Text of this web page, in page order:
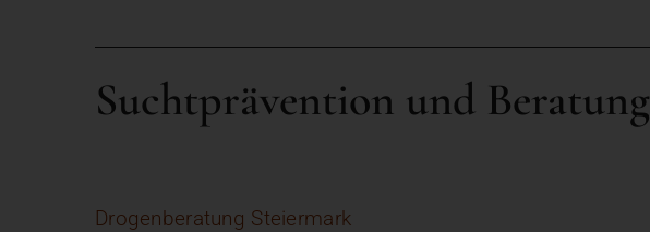
Suchtprävention und Beratung
Drogenberatung Steiermark